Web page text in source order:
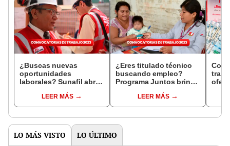
¿Buscas nuevas
oportunidades
laborales? Sunafil abre
sueldos de hasta
S/10.000
LEER MÁS
¿Eres titulado técnico
buscando empleo?
Programa Juntos brinda
S/2.200 de sueldo
LEER MÁS
LO MÁS VISTO LO ÚLTIMO